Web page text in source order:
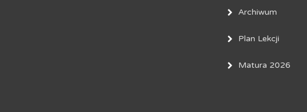
Archiwum
Plan Lekcji
Matura 2026